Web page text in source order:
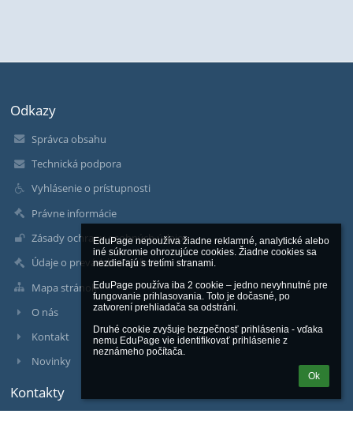
EduPage nepoužíva žiadne reklamné, analytické alebo
iné súkromie ohrozujúce cookies. Žiadne cookies sa
nezdieľajú s tretími stranami.
EduPage používa iba 2 cookie – jedno nevyhnutné pre
fungovanie prihlasovania. Toto je dočasné, po
zatvorení prehliadača sa odstráni.
Druhé cookie zvyšuje bezpečnosť prihlásenia - vďaka
nemu EduPage vie identifikovať prihlásenie z
neznámeho počítača.
Ok
Odkazy
Správca obsahu
Technická podpora
Vyhlásenie o prístupnosti
Právne informácie
Zásady ochrany osobných údajov
Údaje o prevádzkovateľovi
Mapa stránok
O nás
Kontakt
Novinky
Kontakty